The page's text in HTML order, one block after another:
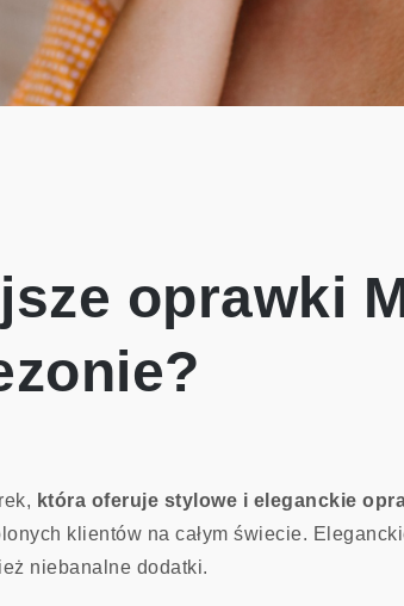
oprawki
która oferuje stylowe i eleganckie
klientów na całym świecie.
niebanalne dodatki.